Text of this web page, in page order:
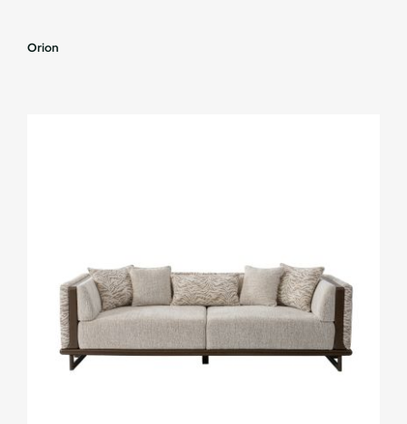
Orion